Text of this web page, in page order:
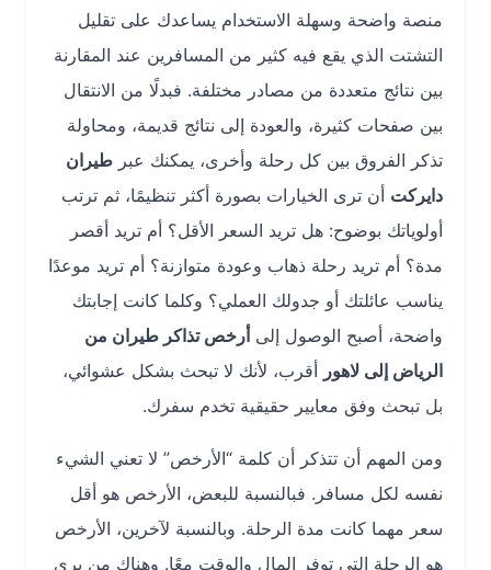
منصة واضحة وسهلة الاستخدام يساعدك على تقليل
التشتت الذي يقع فيه كثير من المسافرين عند المقارنة
بين نتائج متعددة من مصادر مختلفة. فبدلًا من الانتقال
بين صفحات كثيرة، والعودة إلى نتائج قديمة، ومحاولة
تذكر الفروق بين كل رحلة وأخرى، يمكنك عبرطيران
دايركتأن ترى الخيارات بصورة أكثر تنظيمًا، ثم ترتب
أولوياتك بوضوح: هل تريد السعر الأقل؟ أم تريد أقصر
مدة؟ أم تريد رحلة ذهاب وعودة متوازنة؟ أم تريد موعدًا
يناسب عائلتك أو جدولك العملي؟ وكلما كانت إجابتك
واضحة، أصبح الوصول إلى أرخص تذاكر طيران من
الرياض إلى لاهورأقرب، لأنك لا تبحث بشكل عشوائي،
بل تبحث وفق معايير حقيقية تخدم سفرك.
ومن المهم أن تتذكر أن كلمة “الأرخص” لا تعني الشيء
نفسه لكل مسافر. فبالنسبة للبعض، الأرخص هو أقل
سعر مهما كانت مدة الرحلة. وبالنسبة لآخرين، الأرخص
هو الرحلة التي توفر المال والوقت معًا. وهناك من يرى